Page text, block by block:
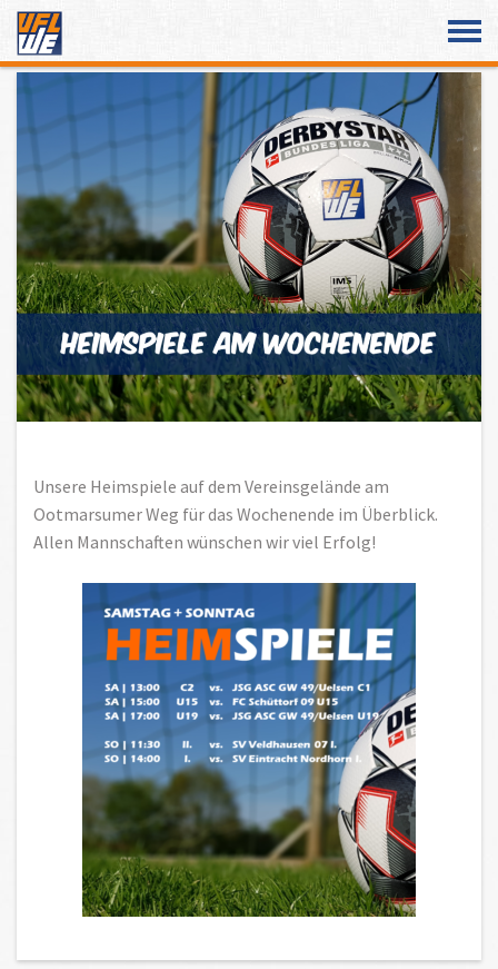
Überspringe den Content
Unsere Heimspiele auf dem Vereinsgelände am
Ootmarsumer Weg für das Wochenende im Überblick.
Allen Mannschaften wünschen wir viel Erfolg!